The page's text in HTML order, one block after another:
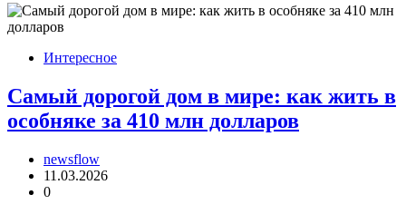
Интересное
Самый дорогой дом в мире: как жить в
особняке за 410 млн долларов
newsflow
11.03.2026
0